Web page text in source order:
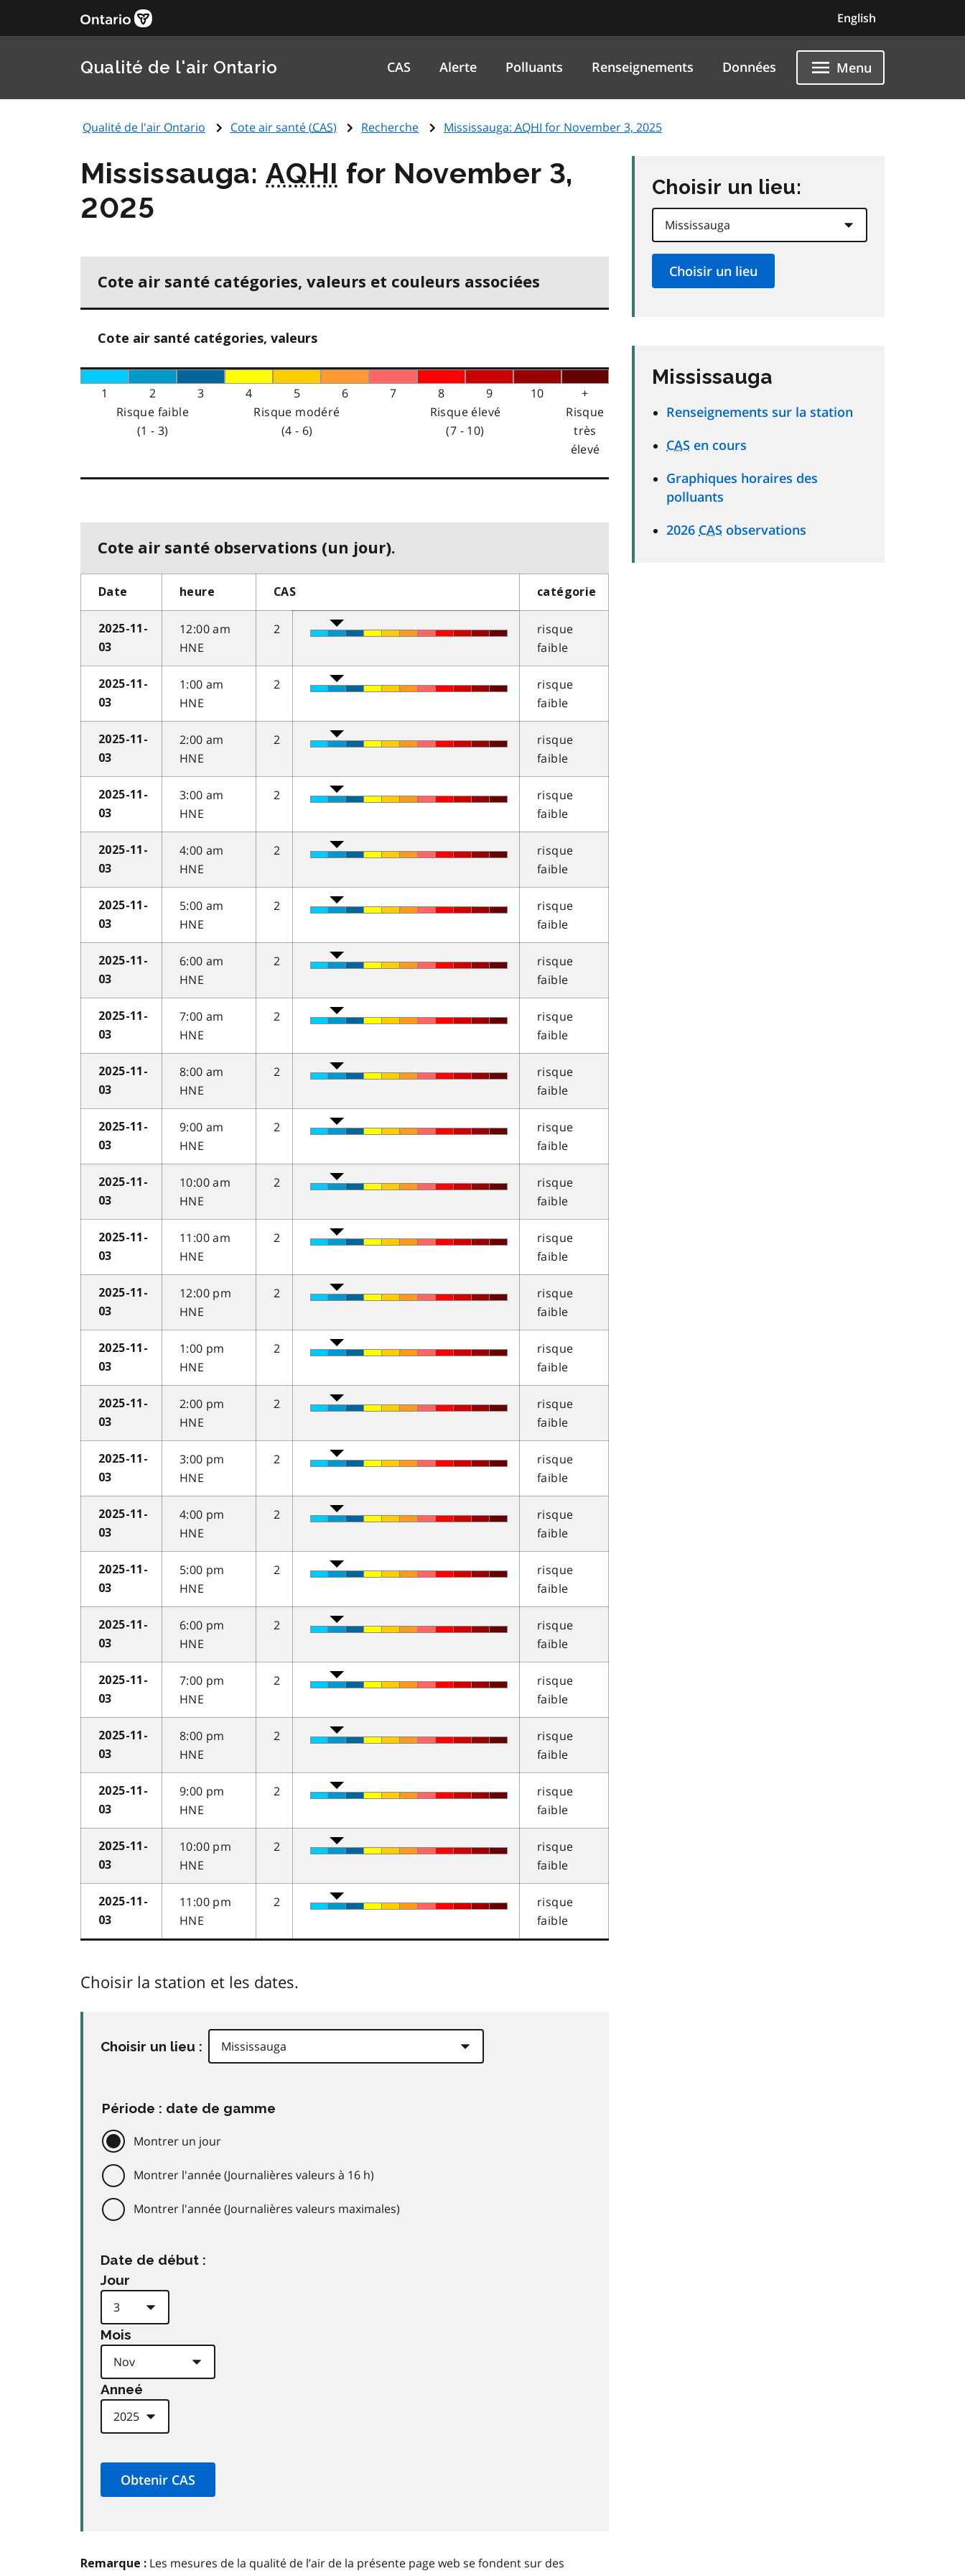
English
Qualité de l'air Ontario CAS Alerte Polluants Renseignements Données Menu
Qualité de l'air Ontario Cote air santé (CAS) Recherche Mississauga: AQHI for November 3, 2025
Mississauga:AQHI for November 3,
2025
Cote air santé catégories, valeurs et couleurs associées
Cote air santé catégories, valeurs
1 2 3 4 5 6 7 8 9 10
+
Risque faible
(1 - 3)
Risque modéré
(4 - 6)
Risque élevé
(7 - 10)
Risque
très
élevé
Cote air santé observations (un jour).
Date heure CAS catégorie
2025-11-
03
12:00 am
HNE
2
risque
faible
2025-11-
03
1:00 am
HNE
2
risque
faible
2025-11-
03
2:00 am
HNE
2
risque
faible
2025-11-
03
3:00 am
HNE
2
risque
faible
2025-11-
03
4:00 am
HNE
2
risque
faible
2025-11-
03
5:00 am
HNE
2
risque
faible
2025-11-
03
6:00 am
HNE
2
risque
faible
2025-11-
03
7:00 am
HNE
2
risque
faible
2025-11-
03
8:00 am
HNE
2
risque
faible
2025-11-
03
9:00 am
HNE
2
risque
faible
2025-11-
03
10:00 am
HNE
2
risque
faible
2025-11-
03
11:00 am
HNE
2
risque
faible
2025-11-
03
12:00 pm
HNE
2
risque
faible
2025-11-
03
1:00 pm
HNE
2
risque
faible
2025-11-
03
2:00 pm
HNE
2
risque
faible
2025-11-
03
3:00 pm
HNE
2
risque
faible
2025-11-
03
4:00 pm
HNE
2
risque
faible
2025-11-
03
5:00 pm
HNE
2
risque
faible
2025-11-
03
6:00 pm
HNE
2
risque
faible
2025-11-
03
7:00 pm
HNE
2
risque
faible
2025-11-
03
8:00 pm
HNE
2
risque
faible
2025-11-
03
9:00 pm
HNE
2
risque
faible
2025-11-
03
10:00 pm
HNE
2
risque
faible
2025-11-
03
11:00 pm
HNE
2
risque
faible
Choisir la station et les dates.
Choisir un lieu :
Période : date de gamme
Montrer un jour
Montrer l'année (Journalières valeurs à 16 h)
Montrer l'année (Journalières valeurs maximales)
Date de début :
Jour
Mois
Anneé
Remarque : Les mesures de la qualité de l’air de la présente page web se fondent sur des
Choisir un lieu:
Mississauga
Renseignements sur la station
CAS en cours
Graphiques horaires des
polluants
2026 CAS observations